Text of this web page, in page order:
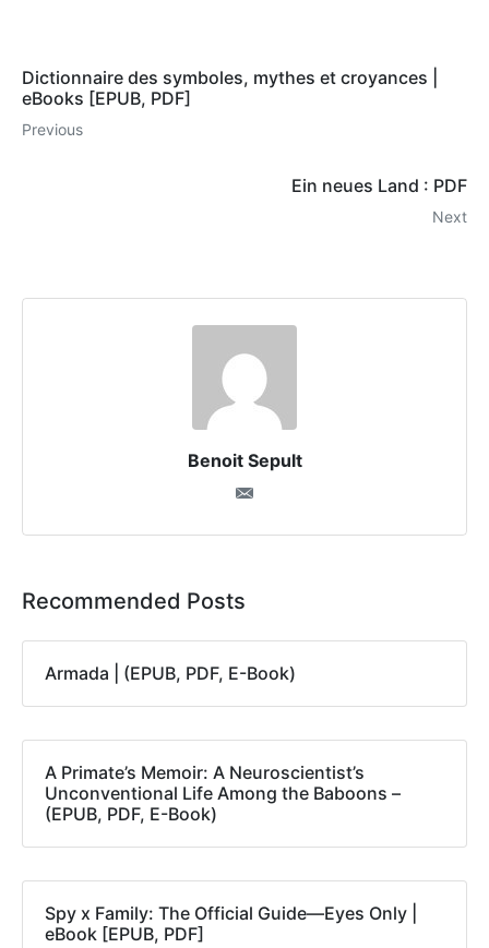
Dictionnaire des symboles, mythes et croyances |
eBooks [EPUB, PDF]
Previous
Ein neues Land : PDF
Next
Benoit Sepult
Recommended Posts
Armada | (EPUB, PDF, E-Book)
A Primate’s Memoir: A Neuroscientist’s
Unconventional Life Among the Baboons –
(EPUB, PDF, E-Book)
Spy x Family: The Official Guide―Eyes Only |
eBook [EPUB, PDF]